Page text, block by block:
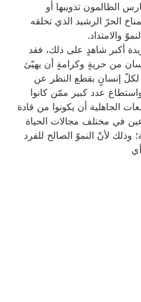
الظالمون تذويبها أو
الحرّ الرشيد الذي تخلقه
والامتداد.
أكبر شاهدٍ على ذلك، فقد
من حريةٍ وكرامةٍ أن يهيّئ
لكلّ إنسانٍ بقطع النظر عن
عدد كبير ممّن كانوا
الجاهلية أن يكونوا من قادة
في مختلف مجالات الحياة
وذلك لأنّ النموّ الصالح للفرد